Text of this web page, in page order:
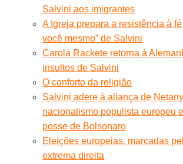
Salvini aos imigrantes
A Igreja prepara a resistência à fé
você mesmo” de Salvini
Carola Rackete retorna à
insultos de Salvini
O conforto da religião
Salvini adere à aliança de
nacionalismo populista europeu
posse de Bolsonaro
Eleições europeias, marcadas
extrema direita